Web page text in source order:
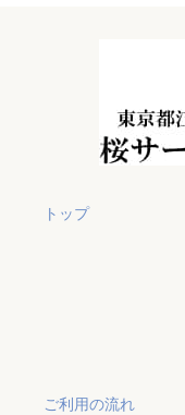
トップ
ご利用の流れ